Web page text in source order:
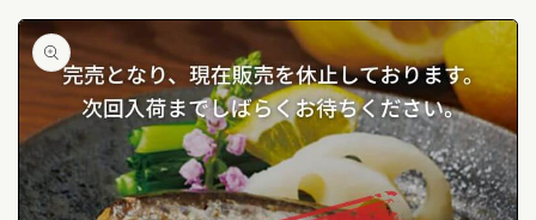
ラダなど、洋風の料理にもよく合います。
特集ページはこちら ⇀
いわしレモンスープ缶詰レシピ5選 ⇀
この商品のレシピはこちら（instagram）
キッ
プ